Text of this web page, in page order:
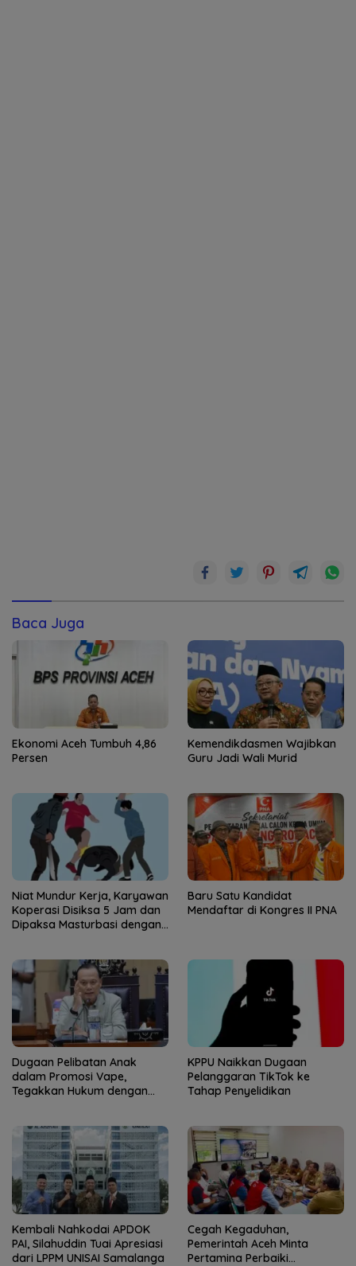
Baca Juga
Ekonomi Aceh Tumbuh 4,86
Persen
Kemendikdasmen Wajibkan
Guru Jadi Wali Murid
Niat Mundur Kerja, Karyawan
Koperasi Disiksa 5 Jam dan
Dipaksa Masturbasi dengan
Baru Satu Kandidat
Mendaftar di Kongres II PNA
Dugaan Pelibatan Anak
dalam Promosi Vape,
Tegakkan Hukum dengan
KPPU Naikkan Dugaan
Pelanggaran TikTok ke
Tahap Penyelidikan
Kembali Nahkodai APDOK
PAI, Silahuddin Tuai Apresiasi
dari LPPM UNISAI Samalanga
Cegah Kegaduhan,
Pemerintah Aceh Minta
Pertamina Perbaiki